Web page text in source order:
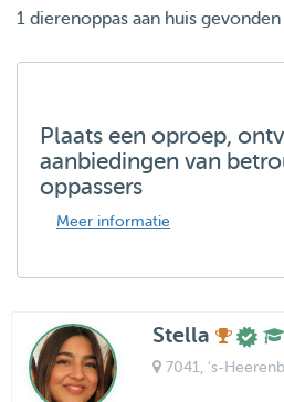
1 dierenoppas aan huis gevonden
Plaats een oproep,
aanbiedingen van
oppassers
Meer informatie
Stella
7041 , 's-